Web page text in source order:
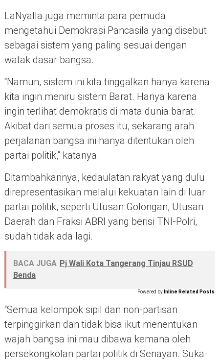
LaNyalla juga meminta para pemuda
mengetahui Demokrasi Pancasila yang disebut
sebagai sistem yang paling sesuai dengan
watak dasar bangsa.
“Namun, sistem ini kita tinggalkan hanya karena
kita ingin meniru sistem Barat. Hanya karena
ingin terlihat demokratis di mata dunia barat.
Akibat dari semua proses itu, sekarang arah
perjalanan bangsa ini hanya ditentukan oleh
partai politik,” katanya.
Ditambahkannya, kedaulatan rakyat yang dulu
direpresentasikan melalui kekuatan lain di luar
partai politik, seperti Utusan Golongan, Utusan
Daerah dan Fraksi ABRI yang berisi TNI-Polri,
sudah tidak ada lagi.
BACA JUGA Pj Wali Kota Tangerang Tinjau RSUD
Benda
Powered by Inline Related Posts
“Semua kelompok sipil dan non-partisan
terpinggirkan dan tidak bisa ikut menentukan
wajah bangsa ini mau dibawa kemana oleh
persekongkolan partai politik di Senayan. Suka-